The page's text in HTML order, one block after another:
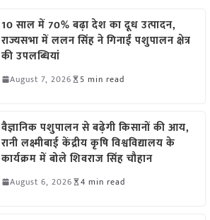
10 साल में 70% बढ़ा देश का दूध उत्पादन,
राज्यसभा में ललन सिंह ने गिनाईं पशुपालन क्षेत्र
की उपलब्धियां
August 7, 2026 5 min read
वैज्ञानिक पशुपालन से बढ़ेगी किसानों की आय,
रानी लक्ष्मीबाई केंद्रीय कृषि विश्वविद्यालय के
कार्यक्रम में बोले शिवराज सिंह चौहान
August 6, 2026 4 min read